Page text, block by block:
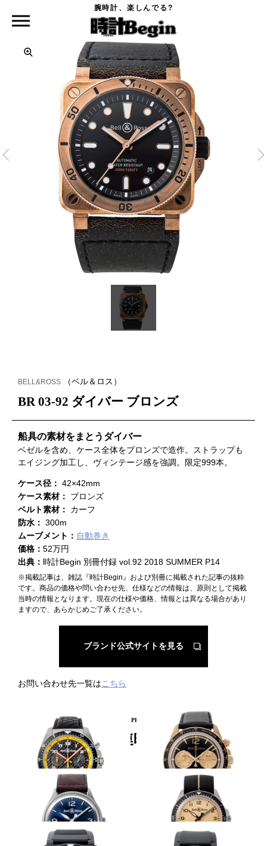
腕時計、楽しんでる?
BELL&ROSS BR 03-92 ダイバー ブロンズ
BELL&ROSS （ベル＆ロス）
BR 03-92 ダイバー ブロンズ
船具の素材をまとうダイバー
ベゼルを含め、ケース全体をブロンズで造作。ストラップも
エイジング加工し、ヴィンテージ感を強調。限定999本。
ケース径： 42×42mm
ケース素材： ブロンズ
ベルト素材： カーフ
防水： 300m
ムーブメント： 自動巻き
価格： 52万円
出典： 時計Begin 別冊付録 vol.92 2018 SUMMER P14
※掲載記事は、雑誌『時計Begin』および別冊に掲載された記事の抜粋
です。商品の価格や問い合わせ先、仕様などの情報は、原則として掲載
当時の情報となります。現在の仕様や価格、情報とは異なる場合があり
ますので、あらかじめご了承ください。
ブランド公式サイトを見る
お問い合わせ先一覧はこちら
PICKUP PRODUCT
関連時計
ルノーF1色に染まる
BELL&ROSS
BR V3-94 R.S.19
レトロ感満載クロノ
BR V2-94 ベリータンカー ブロ
鮮烈なサイレントブルー
ストレッチ素材のストラップ